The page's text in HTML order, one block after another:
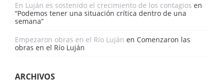
En Luján es sostenido el crecimiento de los contagios en
“Podemos tener una situación crítica dentro de una
semana”
Empezaron obras en el Río Luján en Comenzaron las
obras en el Río Luján
ARCHIVOS